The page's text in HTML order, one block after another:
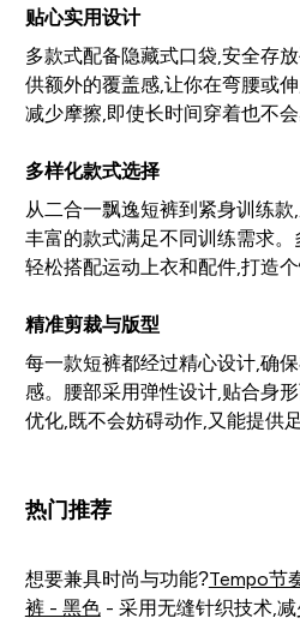
贴心实用设计
多款式配备隐藏式口袋,安全存
供额外的覆盖感,让你在弯腰或
减少摩擦,即使长时间穿着也不会
多样化款式选择
从二合一飘逸短裤到紧身训练款
丰富的款式满足不同训练需求
轻松搭配运动上衣和配件,打造个
精准剪裁与版型
每一款短裤都经过精心设计,确
感。腰部采用弹性设计,贴合身
优化,既不会妨碍动作,又能提供
热门推荐
想要兼具时尚与功能?Tempo节
裤 - 黑色- 采用无缝针织技术,